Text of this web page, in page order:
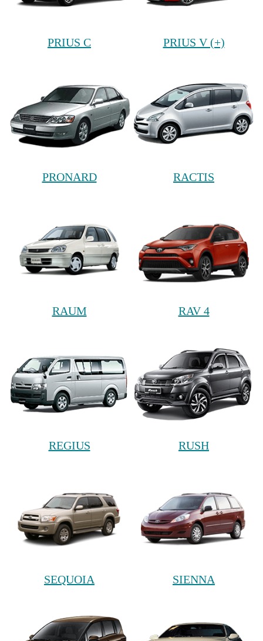
PRIUS C PRIUS V (+)
PRONARD RACTIS
RAUM RAV 4
REGIUS RUSH
SEQUOIA SIENNA